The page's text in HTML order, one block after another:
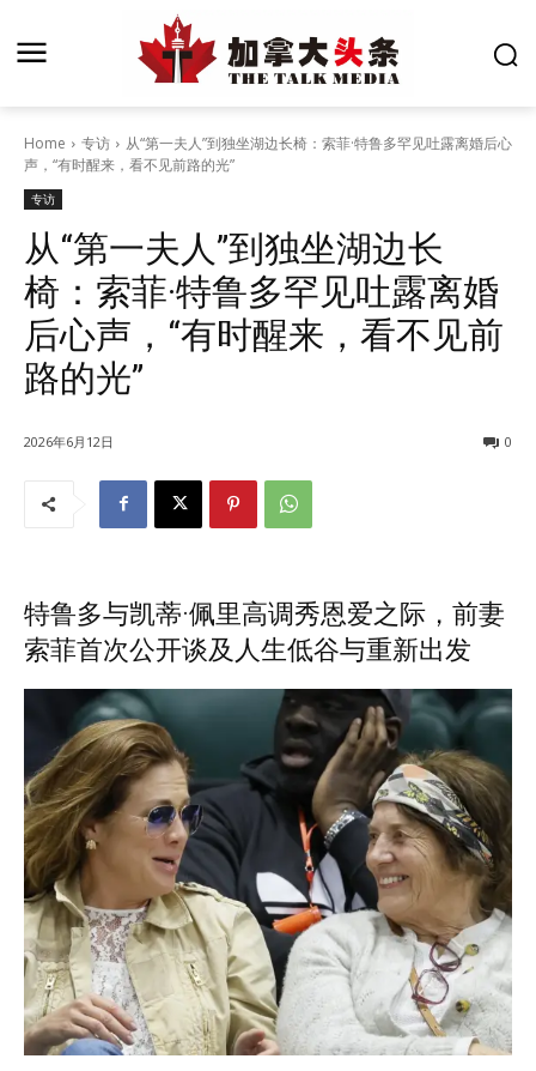
Home 专访
从“第一夫人”到独坐湖边长椅：索菲·特鲁多罕见吐露离婚后心
声，“有时醒来，看不见前路的光”
专访
从“第一夫人”到独坐湖边长
椅：索菲·特鲁多罕见吐露离婚
后心声，“有时醒来，看不见前
路的光”
2026年6月12日 0
特鲁多与凯蒂·佩里高调秀恩爱之际，前妻
索菲首次公开谈及人生低谷与重新出发